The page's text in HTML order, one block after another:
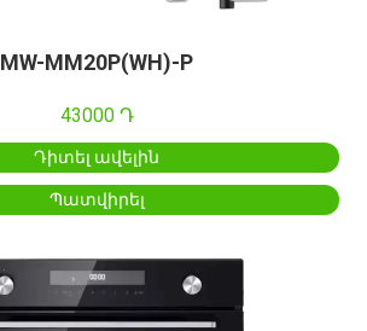
MW-MM20P(WH)-P
43000 Դ
Դիտել ավելին
Պատվիրել